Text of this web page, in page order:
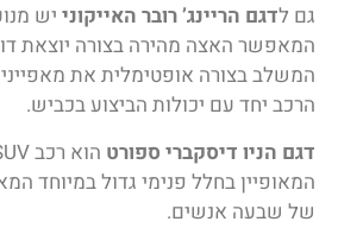
גם לדגם הריינג’ רובר האייקוני
המאפשר האצה מהירה בצורה יוצאת
המשלב בצורה אופטימלית את
הרכב יחד עם יכולות הביצוע בכביש.
דגם הניו דיסקברי ספורט
המאופיין בחלל פנימי גדול במיוחד
של שבעה אנשים.